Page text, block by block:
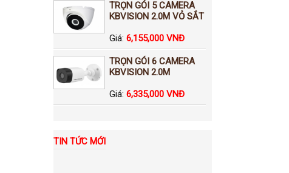
TRỌN GÓI 5 CAMERA
KBVISION 2.0M VỎ SẮT
Giá: 6,155,000 VNĐ
TRỌN GÓI 6 CAMERA
KBVISION 2.0M
Giá: 6,335,000 VNĐ
TIN TỨC MỚI